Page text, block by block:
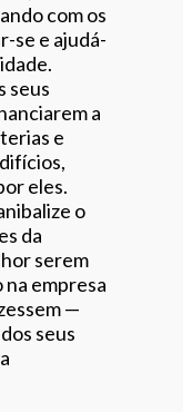
com os
se e ajudá-
seus
a
e
eles.
o
da
serem
empresa
—
seus